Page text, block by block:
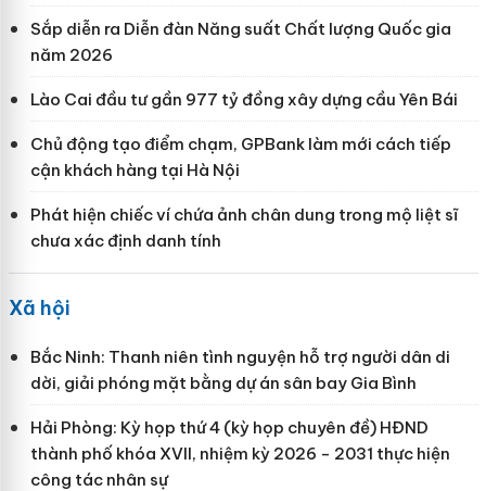
Sắp diễn ra Diễn đàn Năng suất Chất lượng Quốc gia
năm 2026
Lào Cai đầu tư gần 977 tỷ đồng xây dựng cầu Yên Bái
Chủ động tạo điểm chạm, GPBank làm mới cách tiếp
cận khách hàng tại Hà Nội
Phát hiện chiếc ví chứa ảnh chân dung trong mộ liệt sĩ
chưa xác định danh tính
Xã hội
Bắc Ninh: Thanh niên tình nguyện hỗ trợ người dân di
dời, giải phóng mặt bằng dự án sân bay Gia Bình
Hải Phòng: Kỳ họp thứ 4 (kỳ họp chuyên đề) HĐND
thành phố khóa XVII, nhiệm kỳ 2026 - 2031 thực hiện
công tác nhân sự